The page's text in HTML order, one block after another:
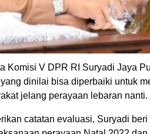
Komisi V DPR RI Suryadi Jaya
dinilai bisa diperbaiki untuk
jelang perayaan lebaran nanti.
catatan evaluasi, Suryadi